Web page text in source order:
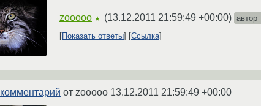
zooooo ★ (13.12.2011 21:59:49 +00:00) автор
Показать ответы
Ссылка
комментарий от zooooo 13.12.2011 21:59:49 +00:00